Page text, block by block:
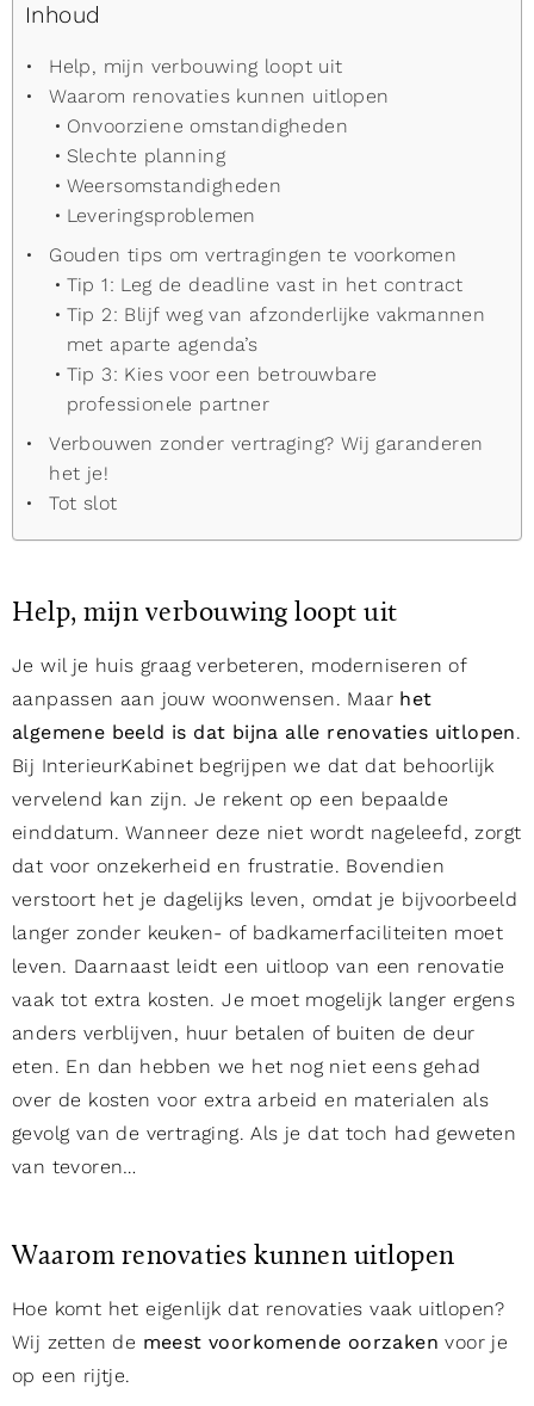
Inhoud
Help, mijn verbouwing loopt uit
Waarom renovaties kunnen uitlopen
Onvoorziene omstandigheden
Slechte planning
Weersomstandigheden
Leveringsproblemen
Gouden tips om vertragingen te voorkomen
Tip 1: Leg de deadline vast in het contract
Tip 2: Blijf weg van afzonderlijke vakmannen
met aparte agenda’s
Tip 3: Kies voor een betrouwbare
professionele partner
Verbouwen zonder vertraging? Wij garanderen
het je!
Tot slot
Help, mijn verbouwing loopt uit
Je wil je huis graag verbeteren, moderniseren of
aanpassen aan jouw woonwensen. Maar het
algemene beeld is dat bijna alle renovaties uitlopen.
Bij InterieurKabinet begrijpen we dat dat behoorlijk
vervelend kan zijn. Je rekent op een bepaalde
einddatum. Wanneer deze niet wordt nageleefd, zorgt
dat voor onzekerheid en frustratie. Bovendien
verstoort het je dagelijks leven, omdat je bijvoorbeeld
langer zonder keuken- of badkamerfaciliteiten moet
leven. Daarnaast leidt een uitloop van een renovatie
vaak tot extra kosten. Je moet mogelijk langer ergens
anders verblijven, huur betalen of buiten de deur
eten. En dan hebben we het nog niet eens gehad
over de kosten voor extra arbeid en materialen als
gevolg van de vertraging. Als je dat toch had geweten
van tevoren…
Waarom renovaties kunnen uitlopen
Hoe komt het eigenlijk dat renovaties vaak uitlopen?
Wij zetten de meest voorkomende oorzaken voor je
op een rijtje.